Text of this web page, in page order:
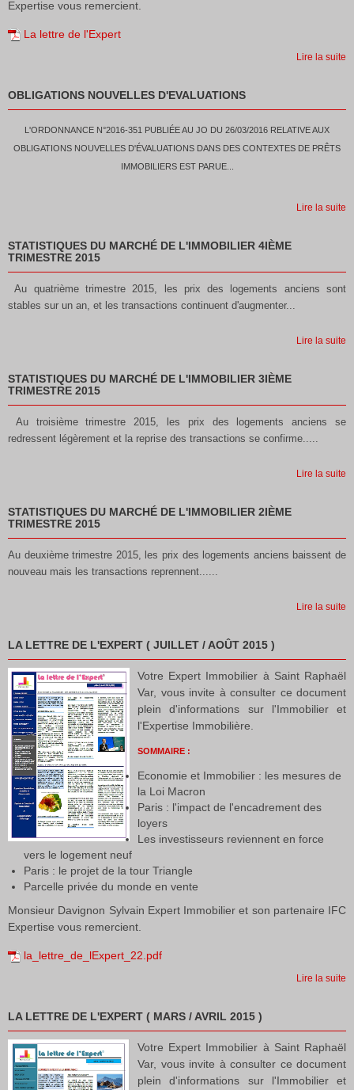
Expertise vous remercient.
La lettre de l'Expert
Lire la suite
OBLIGATIONS NOUVELLES D'EVALUATIONS
L'ORDONNANCE N°2016-351 PUBLIÉE AU JO DU 26/03/2016 RELATIVE AUX
OBLIGATIONS NOUVELLES D'ÉVALUATIONS DANS DES CONTEXTES DE PRÊTS
IMMOBILIERS EST PARUE...
Lire la suite
STATISTIQUES DU MARCHÉ DE L'IMMOBILIER 4IÈME
TRIMESTRE 2015
Au quatrième trimestre 2015, les prix des logements anciens sont
stables sur un an, et les transactions continuent d'augmenter...
Lire la suite
STATISTIQUES DU MARCHÉ DE L'IMMOBILIER 3IÈME
TRIMESTRE 2015
Au troisième trimestre 2015, les prix des logements anciens se
redressent légèrement et la reprise des transactions se confirme.....
Lire la suite
STATISTIQUES DU MARCHÉ DE L'IMMOBILIER 2IÈME
TRIMESTRE 2015
Au deuxième trimestre 2015, les prix des logements anciens baissent de
nouveau mais les transactions reprennent......
Lire la suite
LA LETTRE DE L'EXPERT ( JUILLET / AOÛT 2015 )
Votre Expert Immobilier à Saint Raphaël
Var, vous invite à consulter ce document
plein d'informations sur l'Immobilier et
l'Expertise Immobilière.
SOMMAIRE :
Economie et Immobilier : les mesures de
la Loi Macron
Paris : l'impact de l'encadrement des
loyers
Les investisseurs reviennent en force
vers le logement neuf
Paris : le projet de la tour Triangle
Parcelle privée du monde en vente
Monsieur Davignon Sylvain Expert Immobilier et son partenaire IFC
Expertise vous remercient.
la_lettre_de_lExpert_22.pdf
Lire la suite
LA LETTRE DE L'EXPERT ( MARS / AVRIL 2015 )
Votre Expert Immobilier à Saint Raphaël
Var, vous invite à consulter ce document
plein d'informations sur l'Immobilier et